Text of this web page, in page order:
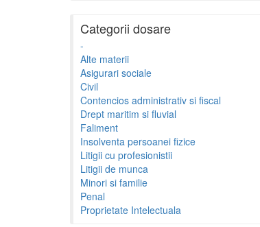
Categorii dosare
-
Alte materii
Asigurari sociale
Civil
Contencios administrativ si fiscal
Drept maritim si fluvial
Faliment
Insolventa persoanei fizice
Litigii cu profesionistii
Litigii de munca
Minori si familie
Penal
Proprietate Intelectuala